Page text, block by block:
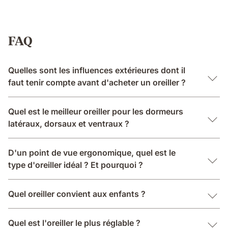
FAQ
Quelles sont les influences extérieures dont il
faut tenir compte avant d'acheter un oreiller ?
Quel est le meilleur oreiller pour les dormeurs
latéraux, dorsaux et ventraux ?
D'un point de vue ergonomique, quel est le
type d'oreiller idéal ? Et pourquoi ?
Quel oreiller convient aux enfants ?
Quel est l'oreiller le plus réglable ?